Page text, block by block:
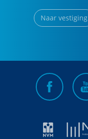
Naar vestiging